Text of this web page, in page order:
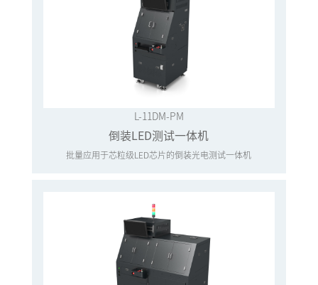
L-11DM-PM
倒装LED测试一体机
批量应用于芯粒级LED芯片的倒装光电测试一体机